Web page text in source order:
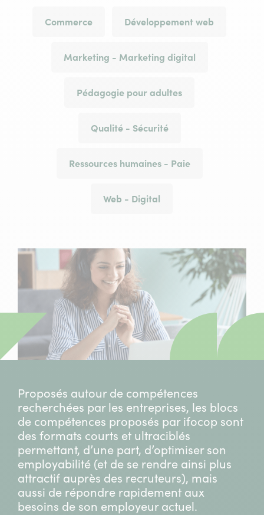
Commerce Développement web
Marketing - Marketing digital
Pédagogie pour adultes
Qualité - Sécurité
Ressources humaines - Paie
Web - Digital
Proposés autour de compétences
recherchées par les entreprises, les blocs
de compétences proposés par ifocop sont
des formats courts et ultraciblés
permettant, d’une part, d’optimiser son
employabilité (et de se rendre ainsi plus
attractif auprès des recruteurs), mais
aussi de répondre rapidement aux
besoins de son employeur actuel.